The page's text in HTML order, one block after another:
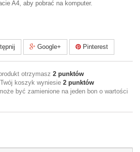
A4, aby pobrać na komputer.
Google+ Pinterest
otrzymasz 2 punktów
koszyk wyniesie 2 punktów
być zamienione na jeden bon o wartości